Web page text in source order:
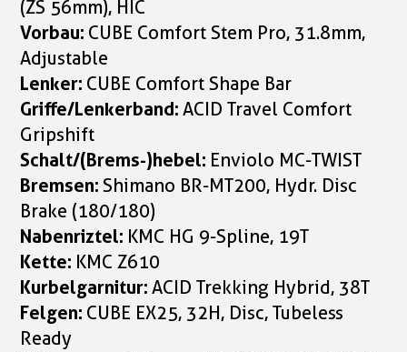
(ZS 56mm), HIC
Vorbau: CUBE Comfort Stem Pro, 31.8mm,
Adjustable
Lenker: CUBE Comfort Shape Bar
Griffe/Lenkerband:ACID Travel Comfort
Gripshift
Schalt/(Brems-)hebel: Enviolo MC-TWIST
Bremsen:Shimano BR-MT200, Hydr. Disc
Brake (180/180)
Nabenriztel: KMC HG 9-Spline, 19T
Kette: KMC Z610
Kurbelgarnitur:ACID Trekking Hybrid, 38T
Felgen: CUBE EX25, 32H, Disc, Tubeless
Ready